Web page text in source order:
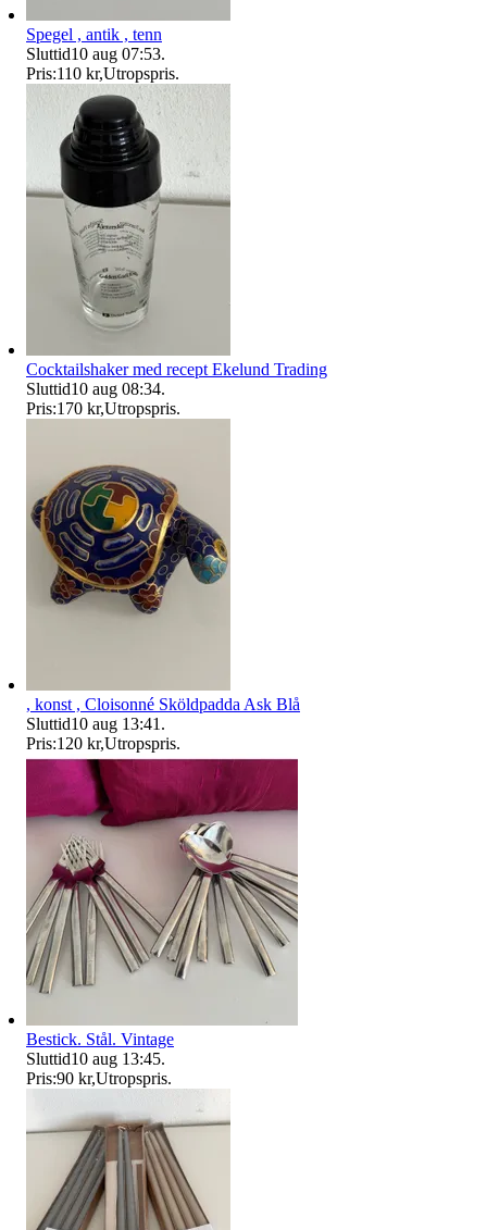
Spegel , antik , tenn
Sluttid10 aug 07:53.
Pris:110 kr,Utropspris.
Cocktailshaker med recept Ekelund Trading
Sluttid10 aug 08:34.
Pris:170 kr,Utropspris.
, konst , Cloisonné Sköldpadda Ask Blå
Sluttid10 aug 13:41 .
Pris:120 kr,Utropspris.
Bestick. Stål. Vintage
Sluttid10 aug 13:45.
Pris:90 kr,Utropspris.